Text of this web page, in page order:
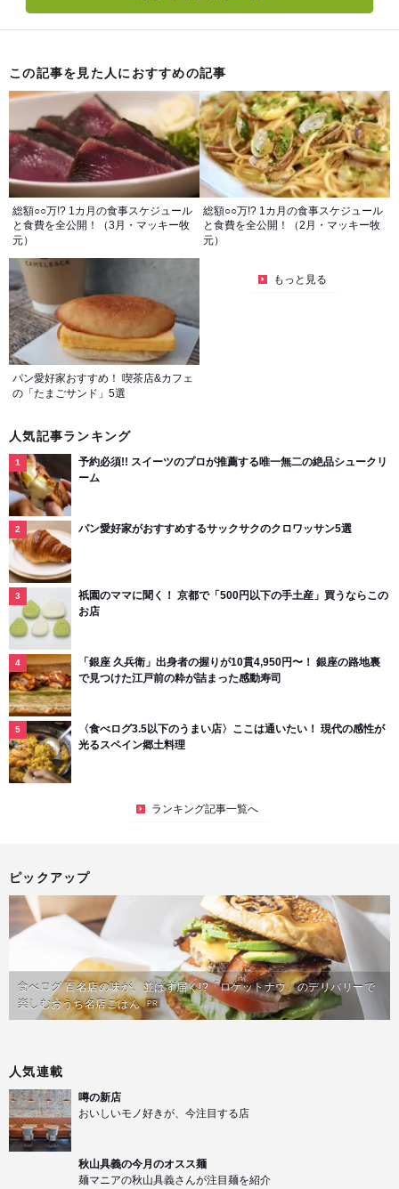
この記事を見た人におすすめの記事
総額○○万!? 1カ月の食事スケジュール
と食費を全公開！（3月・マッキー牧
元）
総額○○万!? 1カ月の食事スケジュール
と食費を全公開！（2月・マッキー牧
元）
パン愛好家おすすめ！ 喫茶店&カフェ
の「たまごサンド」5選
もっと見る
人気記事ランキング
予約必須!! スイーツのプロが推薦する唯一無二の絶品シュークリ
ーム
パン愛好家がおすすめするサックサクのクロワッサン5選
祇園のママに聞く！ 京都で「500円以下の手土産」買うならこの
お店
「銀座 久兵衛」出身者の握りが10貫4,950円〜！ 銀座の路地裏
で見つけた江戸前の粋が詰まった感動寿司
〈食べログ3.5以下のうまい店〉ここは通いたい！ 現代の感性が
光るスペイン郷土料理
ランキング記事一覧へ
ピックアップ
食べログ 百名店の味が、並ばず届く!?「ロケットナウ」のデリバリーで
楽しむおうち名店ごはん PR
人気連載
噂の新店
おいしいモノ好きが、今注目する店
秋山具義の今月のオスス麺
麺マニアの秋山具義さんが注目麺を紹介